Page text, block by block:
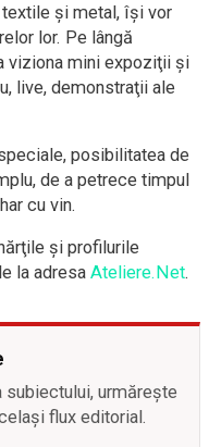
şi metal, îşi vor
lor. Pe lângă
viziona mini expoziţii şi
live, demonstraţii ale
posibilitatea de
de a petrece timpul
cu vin.
şi profilurile
la adresa Ateliere.Net.
urmărește
flux editorial.